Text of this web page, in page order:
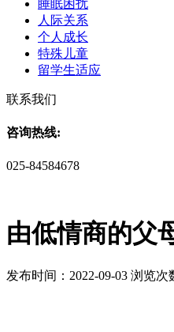
睡眠困扰
人际关系
个人成长
特殊儿童
留学生适应
联系我们
咨询热线:
025-84584678
由低情商的父
发布时间：2022-09-03 浏览次